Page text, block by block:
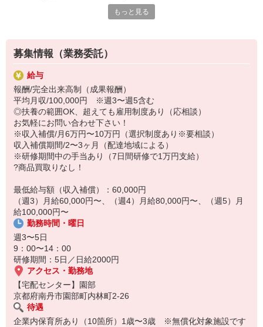
・シフトを事前に調整し合ってお子さんの行事参加も可能！
・お子さんの体調不良の場合もスタッフ同士で協力！
●職場が近く、仕事と家事の両立もOK！
宅配センターは全国に約2,400か所！
自宅から程よく離れたセンターを選べるので
通いやすい上、ご近所さんに遭遇することも殆どなし！
主婦（夫）の方が働きやすい時間帯のため
家族の送り迎えや夕飯の準備も余裕を持ってできます♪
●いつでも職場見学可能
宅配センターや保育所見学は、随時受付中！
「自分にもできるかな？」と不安な方には
お仕事体験も受付可能です！
商品を通じてお客さまとふれあう楽しさ、健康的な生活にお役立ち
す！
〜ヤクルトスタッフの1日〜
2児の母として仕事と家庭の両立をしているHさん。
実際のワークスタイルを、一例としてご紹介いたします！
※時間は地域によって異なります。
8:10 保育所にお子さまをお預け
8:20 宅配センターに到着、お届けの準備
8:30 朝礼が終わったら出発
13:00 お届け修了、翌日準備、集計作業
14:30お仕事修了
保育所にお子さまを迎えに行って帰宅
☆ココがPoint☆
・職場の近くに保育所（保育園、幼稚園、託児所）があるから、送
り迎えの時間の心配がいりません！
・保育料補助制度があります！
・家事・夕食の支度なども余裕をもってできます！
もっと見る
募集情報（業務委託）
給与
報酬/完全出来高制（成果報酬）
平均月収/100,000円 ※週3〜週5含む
◎扶養の範囲OK、超えても雇用制度あり（応相談）
お気軽にお問い合わせ下さい！
※収入補償/月6万円〜10万円（選択制度あり※要相談）
収入補償期間/2〜3ヶ月（配達地域による）
※研修期間中の手当あり（7日間研修で1万円支給）
?商品買取りなし！
最低給与額（収入補償）：60,000円
（週3）月給60,000円〜、（週4）月給80,000円〜、（週5）月
給100,000円〜
勤務時間・曜日
週3〜5日
9：00〜14：00
研修期間：5日／日給2000円
アクセス・勤務地
【宅配センター】園部
京都府南丹市園部町内林町2-26
待遇
企業内保育所あり（10箇所）1歳〜3歳 ※無償化対象施設です